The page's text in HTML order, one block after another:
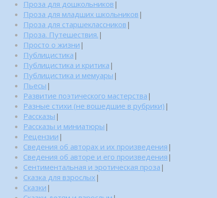
Проза для дошкольников |
Проза для младших школьников |
Проза для старшеклассников |
Проза. Путешествия. |
Просто о жизни |
Публицистика |
Публицистика и критика |
Публицистика и мемуары |
Пьесы |
Развитие поэтического мастерства |
Разные стихи (не вошедшие в рубрики) |
Рассказы |
Рассказы и миниатюры |
Рецензии |
Сведения об авторах и их произведения |
Сведения об авторе и его произведения |
Сентиментальная и эротическая проза |
Сказка для взрослых |
Сказки |